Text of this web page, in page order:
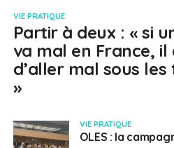
VIE PRATIQUE
Partir à deux : « si
va mal en France,
d’aller mal sous
»
VIE PRATIQUE
OLES : la